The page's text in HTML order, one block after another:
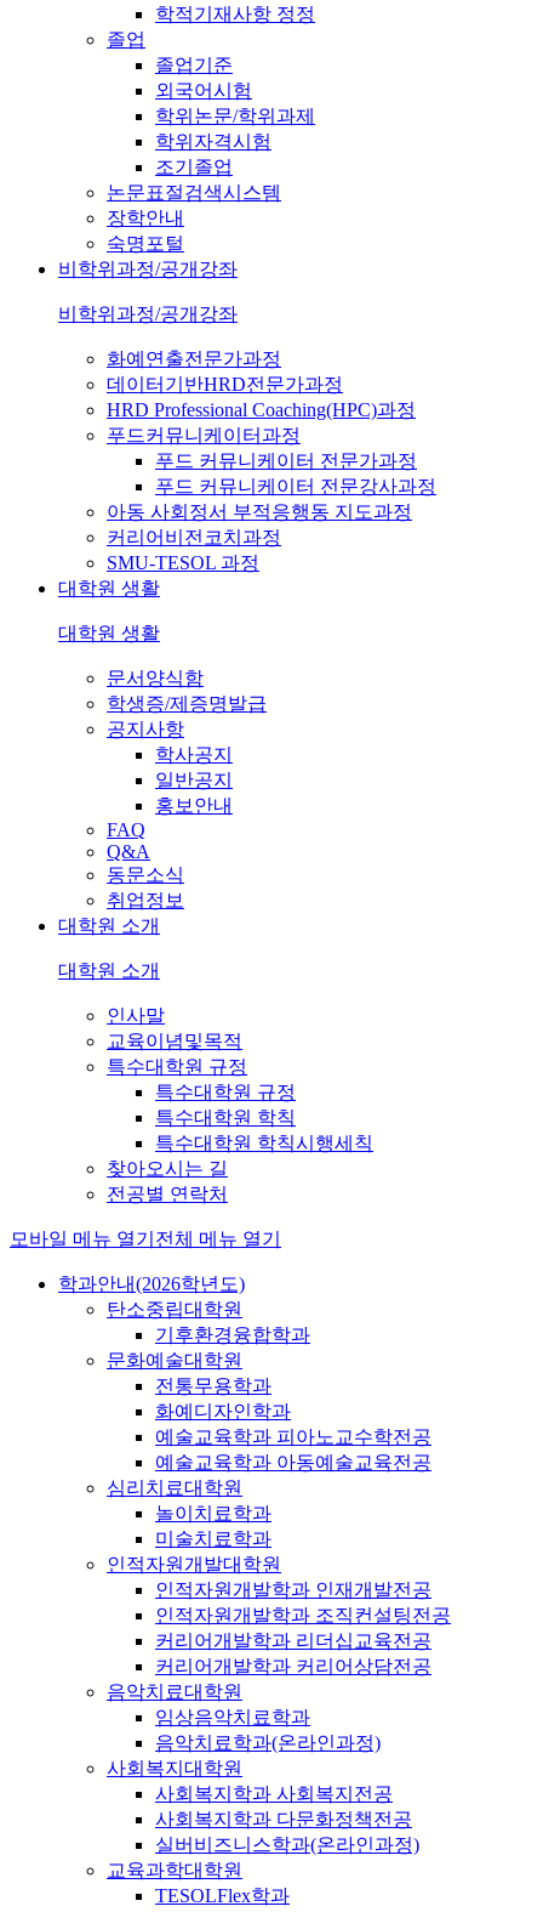
학적기재사항 정정
졸업
졸업기준
외국어시험
학위논문/학위과제
학위자격시험
조기졸업
논문표절검색시스템
장학안내
숙명포털
비학위과정/공개강좌
비학위과정/공개강좌
화예연출전문가과정
데이터기반HRD전문가과정
HRD Professional Coaching(HPC)과정
푸드커뮤니케이터과정
푸드 커뮤니케이터 전문가과정
푸드 커뮤니케이터 전문강사과정
아동 사회정서 부적응행동 지도과정
커리어비전코치과정
SMU-TESOL 과정
대학원 생활
대학원 생활
문서양식함
학생증/제증명발급
공지사항
학사공지
일반공지
홍보안내
FAQ
Q&A
동문소식
취업정보
대학원 소개
대학원 소개
인사말
교육이념및목적
특수대학원 규정
특수대학원 규정
특수대학원 학칙
특수대학원 학칙시행세칙
찾아오시는 길
전공별 연락처
모바일 메뉴 열기 전체 메뉴 열기
학과안내(2026학년도)
탄소중립대학원
기후환경융합학과
문화예술대학원
전통무용학과
화예디자인학과
예술교육학과 피아노교수학전공
예술교육학과 아동예술교육전공
심리치료대학원
놀이치료학과
미술치료학과
인적자원개발대학원
인적자원개발학과 인재개발전공
인적자원개발학과 조직컨설팅전공
커리어개발학과 리더십교육전공
커리어개발학과 커리어상담전공
음악치료대학원
임상음악치료학과
음악치료학과(온라인과정)
사회복지대학원
사회복지학과 사회복지전공
사회복지학과 다문화정책전공
실버비즈니스학과(온라인과정)
교육과학대학원
TESOLFlex학과